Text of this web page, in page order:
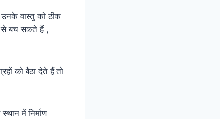
वास्तु को ठीक
से बच सकते हैं ,
को बैठा देते हैं तो
में निर्माण